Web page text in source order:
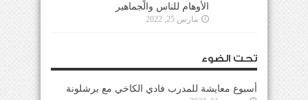
الأوهام للناس والجماهير
مارس 25, 2022
تحت الضوء
أسبوع معايشة للمدرب فادي الكاخي مع برشلونة